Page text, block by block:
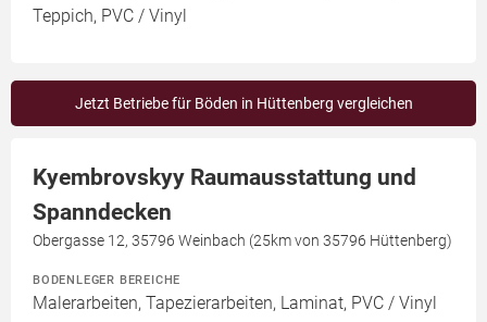
Teppich, PVC / Vinyl
Jetzt Betriebe für Böden in Hüttenberg vergleichen
Kyembrovskyy Raumausstattung und
Spanndecken
Obergasse 12, 35796 Weinbach (25km von 35796 Hüttenberg)
BODENLEGER BEREICHE
Malerarbeiten, Tapezierarbeiten, Laminat, PVC / Vinyl